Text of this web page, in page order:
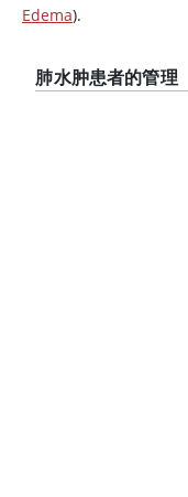
Edema).
肺水肿患者的管理